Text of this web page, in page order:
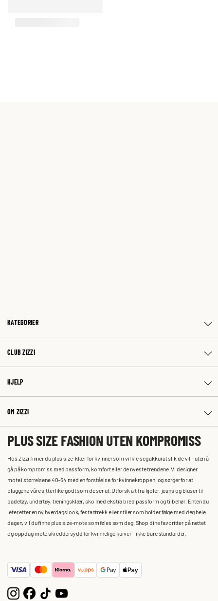
KATEGORIER
CLUB ZIZZI
HJELP
OM ZIZZI
PLUS SIZE FASHION UTEN KOMPROMISS
Hos Zizzi finner du plus size-klær for kvinner som vil kle seg akkurat slik de vil – uten å
gå på kompromiss med passform, komfort eller de nyeste trendene. Vi designer
mote i størrelsene 40–64 med en forståelse for kvinnekroppen, og sørger for at
plaggene våre sitter like godt som de ser ut. Utforsk alt fra kjoler, jeans og bluser til
badetøy, undertøy, treningsklær, sko med ekstra bred passform og tilbehør. Enten du
leter etter en ny hverdagslook, festantrekk eller stiler som holder følge med deg hele
dagen, vil du finne plus size-mote som føles som deg. Shop dine favoritter på nettet
og oppdag mote skreddersydd for kvinnelige kurver – ikke bare standarder.